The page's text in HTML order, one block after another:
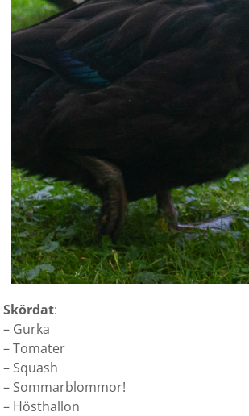
Skördat:
– Gurka
– Tomater
– Squash
– Sommarblommor!
– Hösthallon